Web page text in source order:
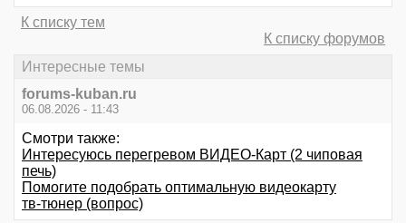
К списку тем
К списку форумов
Интересные темы
forums-kuban.ru
06.08.2026 - 11:43
Смотри также:
Интересуюсь перегревом ВИДЕО-Карт (2 чиповая
печь)
Помогите подобрать оптимальную видеокарту
тв-тюнер (вопрос)